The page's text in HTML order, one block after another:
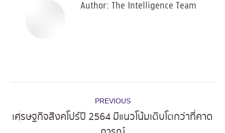
Author: The Intelligence Team
navigation
PREVIOUS
เศรษฐกิจสิงคโปร์ปี 2564 มีแนวโน้มเติบโตกว่าที่คาด